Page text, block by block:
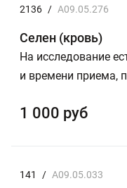
2136 / A09.05.276
Селен (кровь)
На исследование
и времени приема,
1 000 руб
141 / A09.05.033